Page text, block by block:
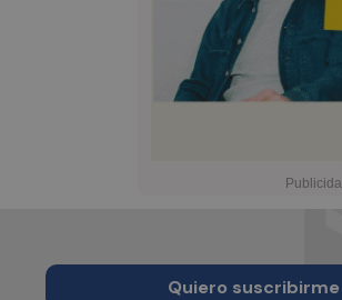
Quiero suscribirme